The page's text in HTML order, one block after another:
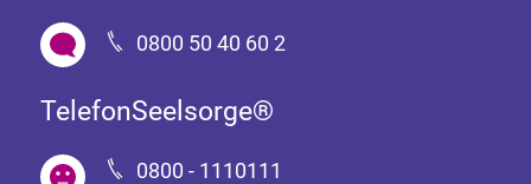
0800 50 40 60 2
TelefonSeelsorge®
0800 - 1110111